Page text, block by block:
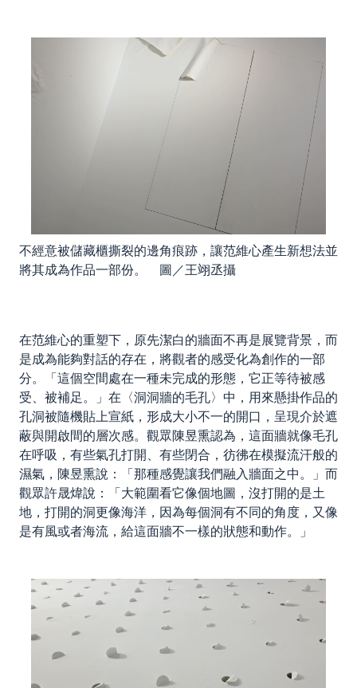
不經意被儲藏櫃撕裂的邊角痕跡，讓范維心產生新想法並
將其成為作品一部份。 圖／王翊丞攝
在范維心的重塑下，原先潔白的牆面不再是展覽背景，而
是成為能夠對話的存在，將觀者的感受化為創作的一部
分。「這個空間處在一種未完成的形態，它正等待被感
受、被補足。」在〈洞洞牆的毛孔〉中，用來懸掛作品的
孔洞被隨機貼上宣紙，形成大小不一的開口，呈現介於遮
蔽與開啟間的層次感。觀眾陳昱熏認為，這面牆就像毛孔
在呼吸，有些氣孔打開、有些閉合，彷彿在模擬流汗般的
濕氣，陳昱熏說：「那種感覺讓我們融入牆面之中。」而
觀眾許晟煒說：「大範圍看它像個地圖，沒打開的是土
地，打開的洞更像海洋，因為每個洞有不同的角度，又像
是有風或者海流，給這面牆不一樣的狀態和動作。」